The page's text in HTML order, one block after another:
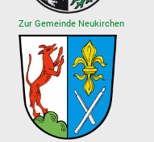
Zur Gemeinde Neukirchen